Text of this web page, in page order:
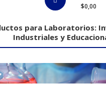
$0,00
para Laboratorios:
Industriales y